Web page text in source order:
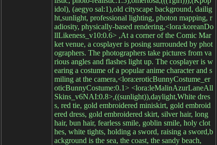
idol), (aegyo sal:1),old cityscape background, dailig
ht,sunlight, professional lighting, photon mapping, r
adiosity, physically-based rendering,<lora:koreanDo
llLikeness_v10:0.6> ,At a corner of the Comic Mar
ket venue, a cosplayer is posing surrounded by phot
ographers. The photographers take pictures from va
rious angles and flashes light up. The cosplayer is w
earing a costume of a popular anime character and s
miling at the camera,<lora:eroticBunnyCostume_er
oticBunnyCostume:0.1> <lora:leMalinAzurLaneAll
Skins_v6NAI:0.8>,((sunlight)),daylight,White dres
s, red tie, gold embroidered miniskirt, gold embroid
ered dress, gold embroidered skirt, silver hair, long
hair, bun hair, fearless smile, goblin smile, holy clot
hes, white tights, holding a sword, raising a sword,b
ackground is the sea, the coast, the sandy beach,